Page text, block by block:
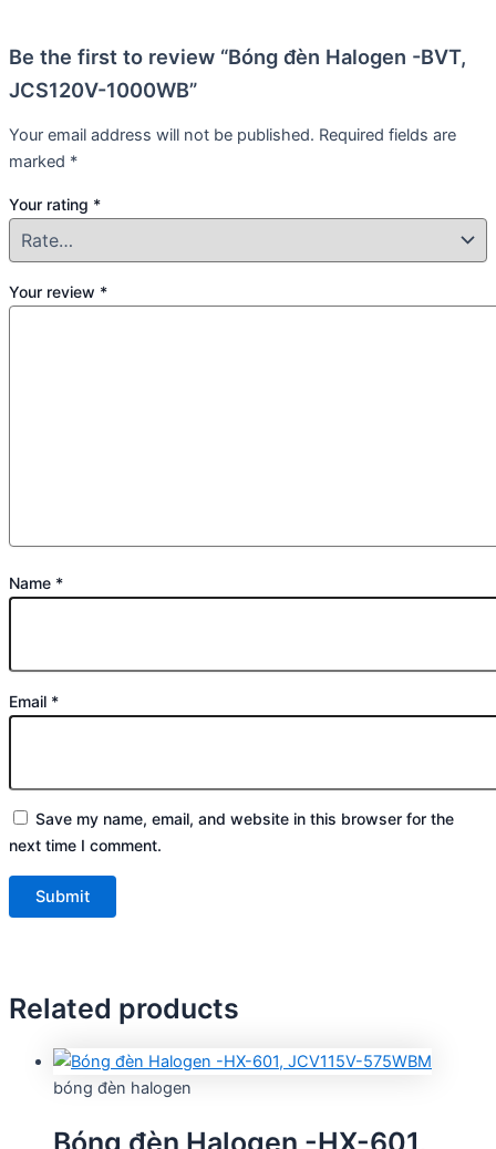
Be the first to review “Bóng đèn Halogen -BVT,
JCS120V-1000WB”
Your email address will not be published. Required fields are
marked *
Your rating *
Your review *
Name *
Email *
Save my name, email, and website in this browser for the
next time I comment.
Related products
bóng đèn halogen
Bóng đèn Halogen -HX-601,